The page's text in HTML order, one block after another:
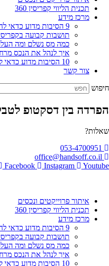
תכנית הליווי קפריסין 360
מרכז מידע
9 הסיבות מדוע כדאי להשקיע בקפריסין
תושבות קבועה
כמה מס נשלם ומה
איך לנהל את הנכס
10 הסיבות מדוע כדאי להשקיע בדירה חדשה בחו”ל בשלב הפריסייל
צור קשר
חיפוש
הפרדה בין דסקטופ
שאלות?
053-4700951
office@handsoff.co.il
Facebook
Instagram Youtube
איתור פרוייקטים ונכסים
תכנית הליווי קפריסין 360
מרכז מידע
9 הסיבות מדוע כדאי להשקיע בקפריסין
תושבות קבועה
כמה מס נשלם ומה
איך לנהל את הנכס
10 הסיבות מדוע כדאי להשקיע בדירה חדשה בחו”ל בשלב הפריסייל